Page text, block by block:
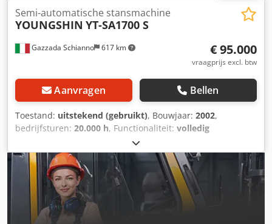
Gazzada Schianno 617 km
Semi-automatische stansmachine
YOUNGSHIN YT-SA1700 S
€ 95.000
vraagprijs excl. btw
Aanvragen Bellen
Toestand: uitstekend (gebruikt), Bouwjaar: 2002,
bedrijfsturen: 20.000 h, Functionaliteit: volledig
1.700 mm
driefasig, totale breedte:4.500 mm, totale lengte:8.030
mm, totale hoogte: 2.150 mm
, vermogen van de
servomotor:20 W , totaalgewicht: 34.000 kg,
ingangsspanning:
, Semi-automatische stansmachine
Handmatige invoer van vellen, Dcedpfxezidhbe Akhek
stansgedeelte, afvalverwijdering en palletisering.